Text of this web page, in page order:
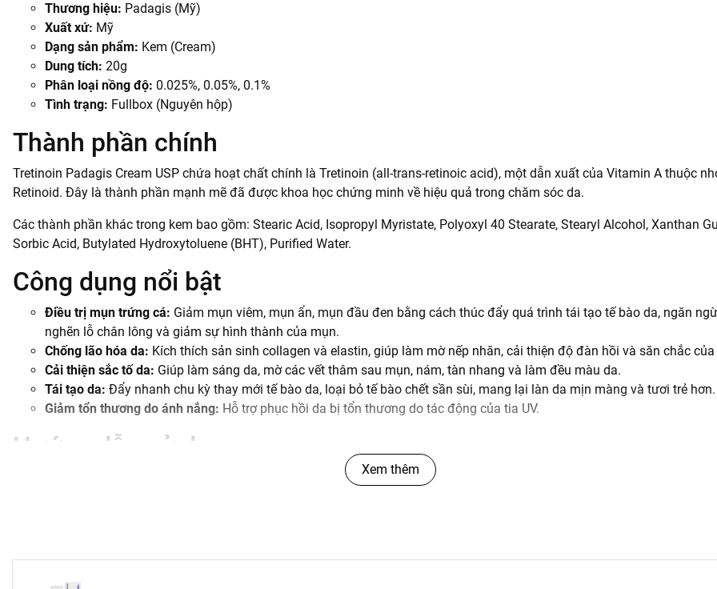
Thương hiệu: Padagis (Mỹ)
Xuất xứ: Mỹ
Dạng sản phẩm: Kem (Cream)
Dung tích: 20g
Phân loại nồng độ: 0.025%, 0.05%, 0.1%
Tình trạng: Fullbox (Nguyên hộp)
Thành phần chính
Tretinoin Padagis Cream USP chứa hoạt chất chính là Tretinoin (all-trans-retinoic acid), một dẫn xuất của Vitamin A thuộc
Retinoid. Đây là thành phần mạnh mẽ đã được khoa học chứng minh về hiệu quả trong chăm sóc da.
Các thành phần khác trong kem bao gồm: Stearic Acid, Isopropyl Myristate, Polyoxyl 40 Stearate, Stearyl Alcohol, Xanthan
Sorbic Acid, Butylated Hydroxytoluene (BHT), Purified Water.
Công dụng nổi bật
Điều trị mụn trứng cá: Giảm mụn viêm, mụn ẩn, mụn đầu đen bằng cách thúc đẩy quá trình tái tạo tế bào da, ngăn
nghẽn lỗ chân lông và giảm sự hình thành của mụn.
Chống lão hóa da: Kích thích sản sinh collagen và elastin, giúp làm mờ nếp nhăn, cải thiện độ đàn hồi và săn chắc của
Cải thiện sắc tố da: Giúp làm sáng da, mờ các vết thâm sau mụn, nám, tàn nhang và làm đều màu da.
Tái tạo da: Đẩy nhanh chu kỳ thay mới tế bào da, loại bỏ tế bào chết sần sùi, mang lại làn da mịn màng và tươi trẻ hơn.
Giảm tổn thương do ánh nắng: Hỗ trợ phục hồi da bị tổn thương do tác động của tia UV.
Hướng dẫn sử dụng
Để đạt hiệu quả tốt nhất và giảm thiểu kích ứng, bạn nên tham khảo ý kiến bác sĩ da liễu trước khi sử dụng Tretinoin. Dưới
Xem thêm